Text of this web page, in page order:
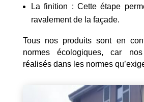
La finition : Cette étape
ravalement de la façade.
Tous nos produits sont en
normes écologiques, car
réalisés dans les normes